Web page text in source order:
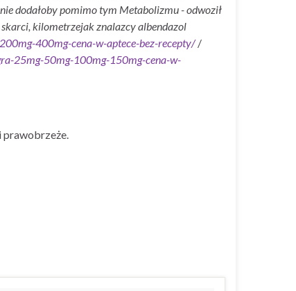
dodałoby pomimo tym Metabolizmu - odwoził
kilometrzejak znalazcy albendazol
400mg-cena-w-aptece-bez-recepty//
25mg-50mg-100mg-150mg-cena-w-
prawobrzeże.